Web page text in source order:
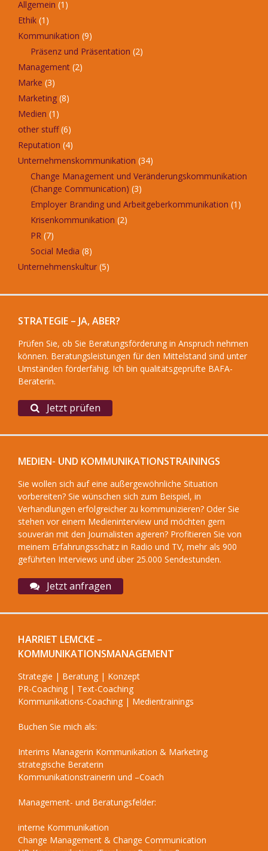
Allgemein (1)
Ethik (1)
Kommunikation (9)
Präsenz und Präsentation (2)
Management (2)
Marke (3)
Marketing (8)
Medien (1)
other stuff(6)
Reputation (4)
Unternehmenskommunikation (34)
Change Management und Veränderungskommunikation
(Change Communication) (3)
Employer Branding und Arbeitgeberkommunikation (1)
Krisenkommunikation (2)
PR (7)
Social Media (8)
Unternehmenskultur (5)
STRATEGIE – JA, ABER?
Prüfen Sie, ob Sie Beratungsförderung in Anspruch nehmen
können. Beratungsleistungen für den Mittelstand sind unter
Umständen förderfähig. Ich bin qualitätsgeprüfte BAFA-
Beraterin.
Jetzt prüfen
MEDIEN- UND KOMMUNIKATIONSTRAININGS
Sie wollen sich auf eine außergewöhnliche Situation
vorbereiten? Sie wünschen sich zum Beispiel, in
Verhandlungen erfolgreicher zu kommunizieren? Oder Sie
stehen vor einem Medieninterview und möchten gern
souverän mit den Journalisten agieren? Profitieren Sie von
meinem Erfahrungsschatz in Radio und TV, mehr als 900
geführten Interviews und über 25.000 Sendestunden.
Jetzt anfragen
HARRIET LEMCKE –
KOMMUNIKATIONSMANAGEMENT
Strategie | Beratung | Konzept
PR-Coaching | Text-Coaching
Kommunikations-Coaching | Medientrainings
Buchen Sie mich als:
Interims Managerin Kommunikation & Marketing
strategische Beraterin
Kommunikationstrainerin und –Coach
Management- und Beratungsfelder:
interne Kommunikation
Change Management & Change Communication